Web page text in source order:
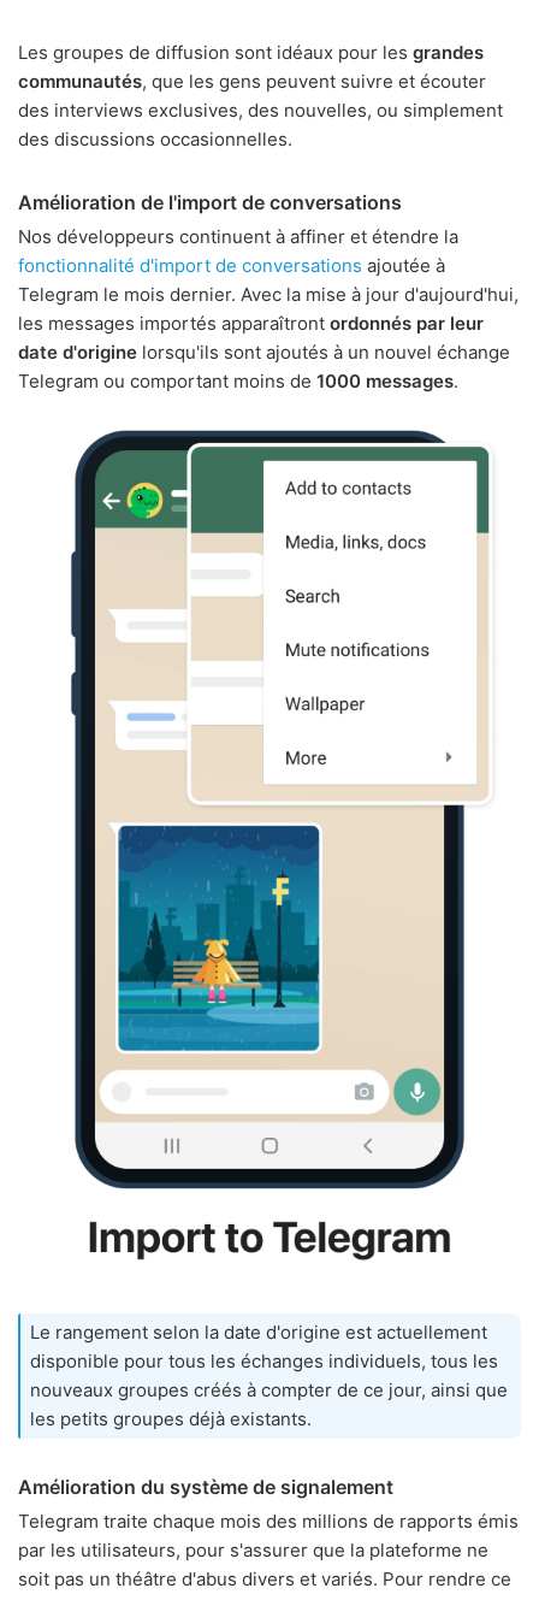
Les groupes de diffusion sont idéaux pour les grandes
communautés, que les gens peuvent suivre et écouter
des interviews exclusives, des nouvelles, ou simplement
des discussions occasionnelles.
Amélioration de l'import de conversations
Nos développeurs continuent à affiner et étendre la
fonctionnalité d'import de conversations ajoutée à
Telegram le mois dernier. Avec la mise à jour d'aujourd'hui,
les messages importés apparaîtront ordonnés par leur
date d'origine lorsqu'ils sont ajoutés à un nouvel échange
Telegram ou comportant moins de 1000 messages.
Le rangement selon la date d'origine est actuellement
disponible pour tous les échanges individuels, tous les
nouveaux groupes créés à compter de ce jour, ainsi que
les petits groupes déjà existants.
Amélioration du système de signalement
Telegram traite chaque mois des millions de rapports émis
par les utilisateurs, pour s'assurer que la plateforme ne
soit pas un théâtre d'abus divers et variés. Pour rendre ce